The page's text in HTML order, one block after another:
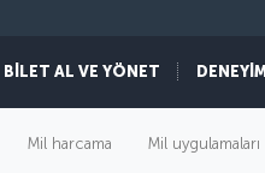
BİLET AL VE YÖNET
Mil harcama Mil uygulamaları